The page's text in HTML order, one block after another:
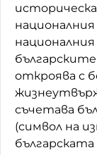
откроява с
съчетава
(символ на